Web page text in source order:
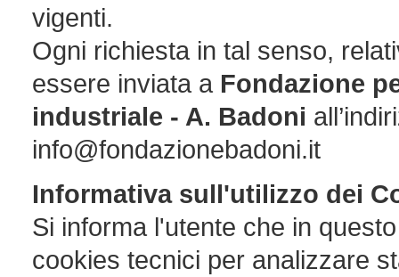
vigenti.
Ogni richiesta in tal senso,
essere inviata aFondazione
industriale - A. Badoni
info@fondazionebadoni.it
Informativa sull'utilizzo dei
Si informa l'utente che in
cookies tecnici per analizzare